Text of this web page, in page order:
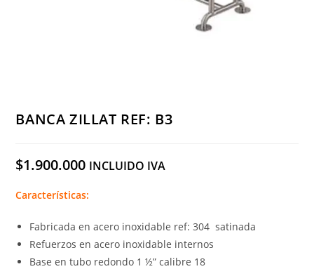
BANCA ZILLAT REF: B3
$1.900.000 INCLUIDO IVA
Características:
Fabricada en acero inoxidable ref: 304 satinada
Refuerzos en acero inoxidable internos
Base en tubo redondo 1 ½” calibre 18